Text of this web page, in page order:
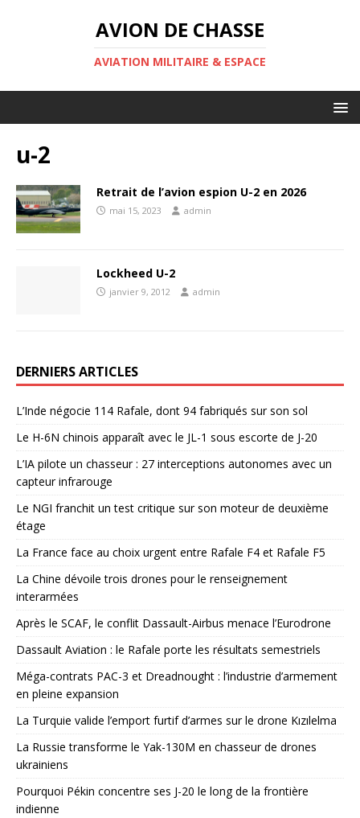
AVION DE CHASSE
AVIATION MILITAIRE & ESPACE
u-2
Retrait de l’avion espion U-2 en 2026
mai 15, 2023 admin
Lockheed U-2
janvier 9, 2012 admin
DERNIERS ARTICLES
L’Inde négocie 114 Rafale, dont 94 fabriqués sur son sol
Le H-6N chinois apparaît avec le JL-1 sous escorte de J-20
L’IA pilote un chasseur : 27 interceptions autonomes avec un
capteur infrarouge
Le NGI franchit un test critique sur son moteur de deuxième
étage
La France face au choix urgent entre Rafale F4 et Rafale F5
La Chine dévoile trois drones pour le renseignement
interarmées
Après le SCAF, le conflit Dassault-Airbus menace l’Eurodrone
Dassault Aviation : le Rafale porte les résultats semestriels
Méga-contrats PAC-3 et Dreadnought : l’industrie d’armement
en pleine expansion
La Turquie valide l’emport furtif d’armes sur le drone Kızılelma
La Russie transforme le Yak-130M en chasseur de drones
ukrainiens
Pourquoi Pékin concentre ses J-20 le long de la frontière
indienne